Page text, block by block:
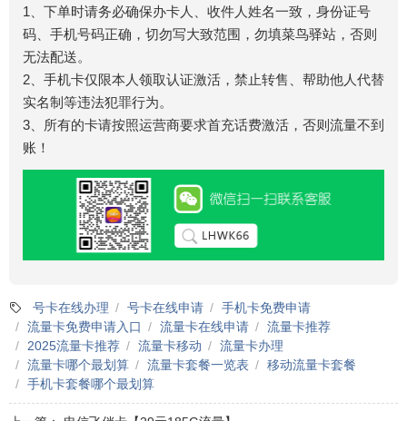
1、下单时请务必确保办卡人、收件人姓名一致，身份证号
码、手机号码正确，切勿写大致范围，勿填菜鸟驿站，否则
无法配送。
2、手机卡仅限本人领取认证激活，禁止转售、帮助他人代替
实名制等违法犯罪行为。
3、所有的卡请按照运营商要求首充话费激活，否则流量不到
账！
号卡在线办理 号卡在线申请
手机卡免费申请
流量卡免费申请入口
流量卡在线申请
流量卡推荐
2025流量卡推荐
流量卡移动
流量卡办理
流量卡哪个最划算
流量卡套餐一览表
移动流量卡套餐
手机卡套餐哪个最划算